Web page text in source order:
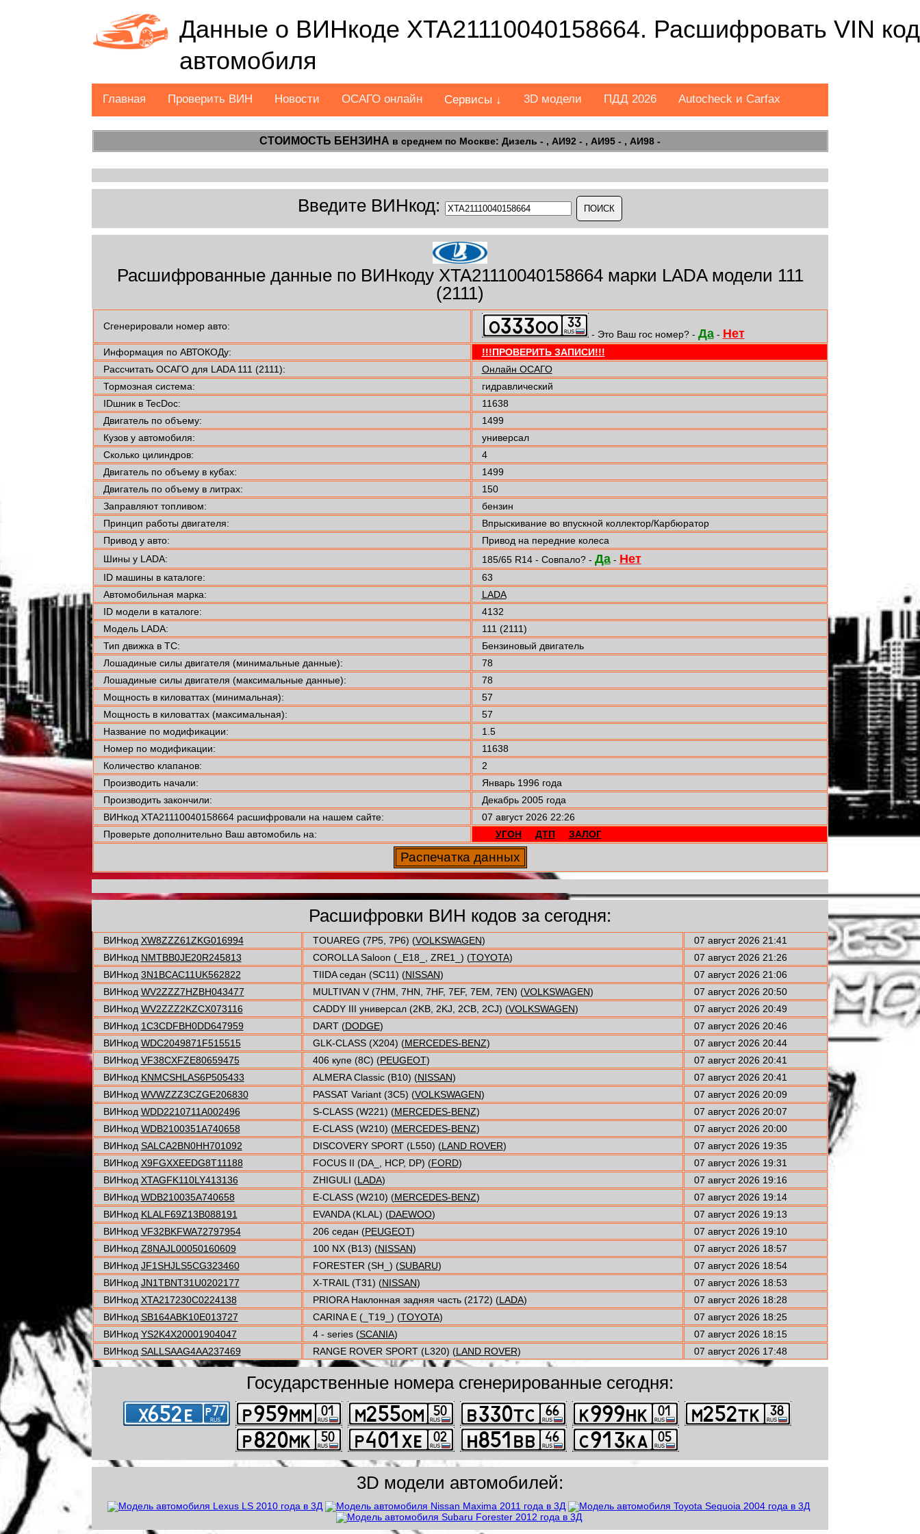
Данные о ВИНкоде XTA21110040158664. Расшифровать VIN код
автомобиля
Главная Проверить ВИН Новости ОСАГО онлайн Сервисы ↓ 3D модели ПДД 2026 Autocheck и Carfax
СТОИМОСТЬ БЕНЗИНА в среднем по Москве: Дизель - , АИ92 - , АИ95 - , АИ98 -
Введите ВИНкод:
Расшифрованные данные по ВИНкоду XTA21110040158664 марки LADA модели 111
(2111)
Сгенерировали номер авто:
- Это Ваш гос номер? - Да- Нет
Информация по АВТОКОДу:
!!!ПРОВЕРИТЬ ЗАПИСИ!!!
Рассчитать ОСАГО для LADA 111 (2111):
Онлайн ОСАГО
Тормозная система:
гидравлический
IDшник в TecDoc:
11638
Двигатель по объему:
1499
Кузов у автомобиля:
универсал
Сколько цилиндров:
4
Двигатель по объему в кубах:
1499
Двигатель по объему в литрах:
150
Заправляют топливом:
бензин
Принцип работы двигателя:
Впрыскивание во впускной коллектор/Карбюратор
Привод у авто:
Привод на передние колеса
Шины у LADA:
185/65 R14 - Совпало? - Да- Нет
ID машины в каталоге:
63
Автомобильная марка:
LADA
ID модели в каталоге:
4132
Модель LADA:
111 (2111)
Тип движка в ТС:
Бензиновый двигатель
Лошадиные силы двигателя (минимальные данные):
78
Лошадиные силы двигателя (максимальные данные):
78
Мощность в киловаттах (минимальная):
57
Мощность в киловаттах (максимальная):
57
Название по модификации:
1.5
Номер по модификации:
11638
Количество клапанов:
2
Производить начали:
Январь 1996 года
Производить закончили:
Декабрь 2005 года
ВИНкод XTA21110040158664 расшифровали на нашем сайте:
07 август 2026 22:26
Проверьте дополнительно Ваш автомобиль на:
УГОН ДТП ЗАЛОГ
Расшифровки ВИН кодов за сегодня:
ВИНкод XW8ZZZ61ZKG016994 TOUAREG (7P5, 7P6) (VOLKSWAGEN)
07 август 2026 21:41
ВИНкод NMTBB0JE20R245813 COROLLA Saloon (_E18_, ZRE1_) (TOYOTA)
07 август 2026 21:26
ВИНкод 3N1BCAC11UK562822 TIIDA седан (SC11) (NISSAN)
07 август 2026 21:06
ВИНкод WV2ZZZ7HZBH043477 MULTIVAN V (7HM, 7HN, 7HF, 7EF, 7EM, 7EN) (VOLKSWAGEN)
07 август 2026 20:50
ВИНкод WV2ZZZ2KZCX073116 CADDY III универсал (2KB, 2KJ, 2CB, 2CJ) (VOLKSWAGEN)
07 август 2026 20:49
ВИНкод 1C3CDFBH0DD647959 DART (DODGE)
07 август 2026 20:46
ВИНкод WDC2049871F515515 GLK-CLASS (X204) (MERCEDES-BENZ)
07 август 2026 20:44
ВИНкод VF38CXFZE80659475 406 купе (8C) (PEUGEOT)
07 август 2026 20:41
ВИНкод KNMCSHLAS6P505433 ALMERA Classic (B10) (NISSAN)
07 август 2026 20:41
ВИНкод WVWZZZ3CZGE206830 PASSAT Variant (3C5) (VOLKSWAGEN)
07 август 2026 20:09
ВИНкод WDD2210711A002496 S-CLASS (W221) (MERCEDES-BENZ)
07 август 2026 20:07
ВИНкод WDB2100351A740658 E-CLASS (W210) (MERCEDES-BENZ)
07 август 2026 20:00
ВИНкод SALCA2BN0HH701092 DISCOVERY SPORT (L550) (LAND ROVER)
07 август 2026 19:35
ВИНкод X9FGXXEEDG8T11188 FOCUS II (DA_, HCP, DP) (FORD)
07 август 2026 19:31
ВИНкод XTAGFK110LY413136 ZHIGULI (LADA)
07 август 2026 19:16
ВИНкод WDB210035A740658 E-CLASS (W210) (MERCEDES-BENZ)
07 август 2026 19:14
ВИНкод KLALF69Z13B088191 EVANDA (KLAL) (DAEWOO)
07 август 2026 19:13
ВИНкод VF32BKFWA72797954 206 седан (PEUGEOT)
07 август 2026 19:10
ВИНкод Z8NAJL00050160609 100 NX (B13) (NISSAN)
07 август 2026 18:57
ВИНкод JF1SHJLS5CG323460 FORESTER (SH_) (SUBARU)
07 август 2026 18:54
ВИНкод JN1TBNT31U0202177 X-TRAIL (T31) (NISSAN)
07 август 2026 18:53
ВИНкод XTA217230C0224138 PRIORA Наклонная задняя часть (2172) (LADA)
07 август 2026 18:28
ВИНкод SB164ABK10E013727 CARINA E (_T19_) (TOYOTA)
07 август 2026 18:25
ВИНкод YS2K4X20001904047 4 - series (SCANIA)
07 август 2026 18:15
ВИНкод SALLSAAG4AA237469 RANGE ROVER SPORT (L320) (LAND ROVER) 07 август 2026 17:48
Государственные номера сгенерированные сегодня:
3D модели автомобилей: